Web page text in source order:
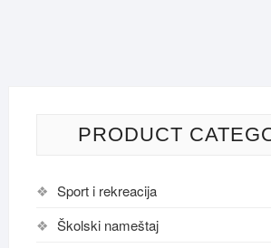
PRODUCT
Sport i rekreacija
Školski nameštaj